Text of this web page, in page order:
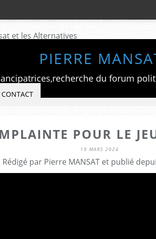
PIERRE
CONTACT
POUR LE
19 MARS 2024
Rédigé par Pierre MANSAT et publié